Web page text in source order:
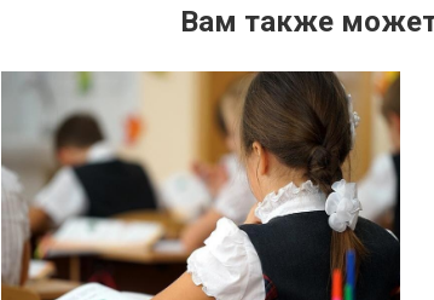
Вам также